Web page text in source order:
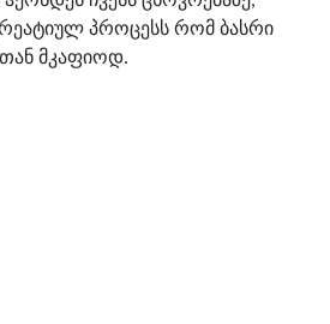
პროცესს რომ ბასრი
თან მკაფიოდ.